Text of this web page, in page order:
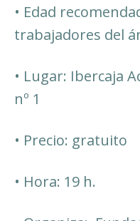
• Edad
trabajadores del
• Lugar: Ibercaja
nº 1
• Precio: gratuito
• Hora: 19 h.